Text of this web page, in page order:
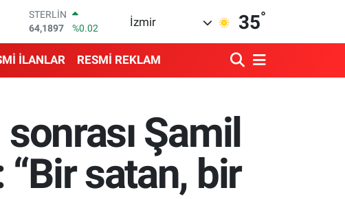
STERLİN
64,1897
%0.02
GRAM ALTIN
6574.81
%1.44
DOLAR
47,7069
%0.17
55,0265
%0.01
İzmir 35°
İLANLAR RESMİ REKLAM
sonrası Şamil
“Bir satan, bir